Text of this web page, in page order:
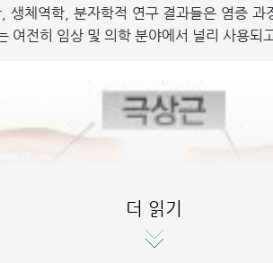
생체역학, 분자학적 연구 결과들은 염증 과
여전히 임상 및 의학 분야에서 널리 사용되
더 읽기